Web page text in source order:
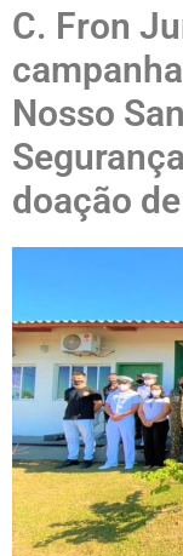
C. Fron
Nosso
doação